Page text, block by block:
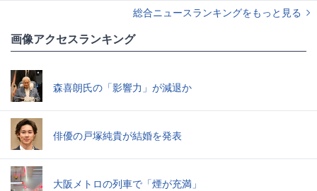
総合ニュースランキングをもっと見る
画像アクセスランキング
森喜朗氏の「影響力」が減退か
俳優の戸塚純貴が結婚を発表
大阪メトロの列車で「煙が充満」